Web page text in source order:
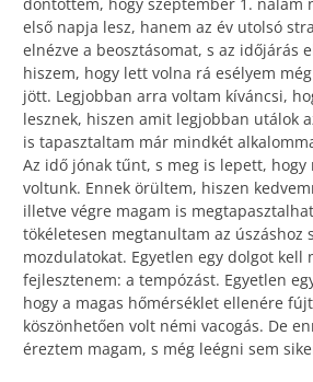
első napja lesz, hanem az év utolsó
elnézve a beosztásomat, s az időjárás
hiszem, hogy lett volna rá esélyem
jött. Legjobban arra voltam kíváncsi,
lesznek, hiszen amit legjobban utálok
is tapasztaltam már mindkét
Az idő jónak tűnt, s meg is lepett, hogy
voltunk. Ennek örültem, hiszen
illetve végre magam is
tökéletesen megtanultam az úszáshoz
mozdulatokat. Egyetlen egy dolgot kell
fejlesztenem: a tempózást. Egyetlen
hogy a magas hőmérséklet ellenére
köszönhetően volt némi vacogás. De
éreztem magam, s még leégni sem